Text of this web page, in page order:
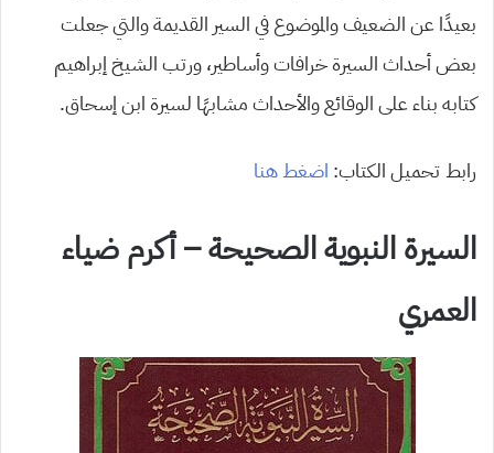
بعيدًا عن الضعيف والموضوع في السير القديمة والتي جعلت
بعض أحداث السيرة خرافات وأساطير، ورتب الشيخ إبراهيم
كتابه بناء على الوقائع والأحداث مشابهًا لسيرة ابن إسحاق.
رابط تحميل الكتاب: اضغط هنا
السيرة النبوية الصحيحة – أكرم ضياء
العمري